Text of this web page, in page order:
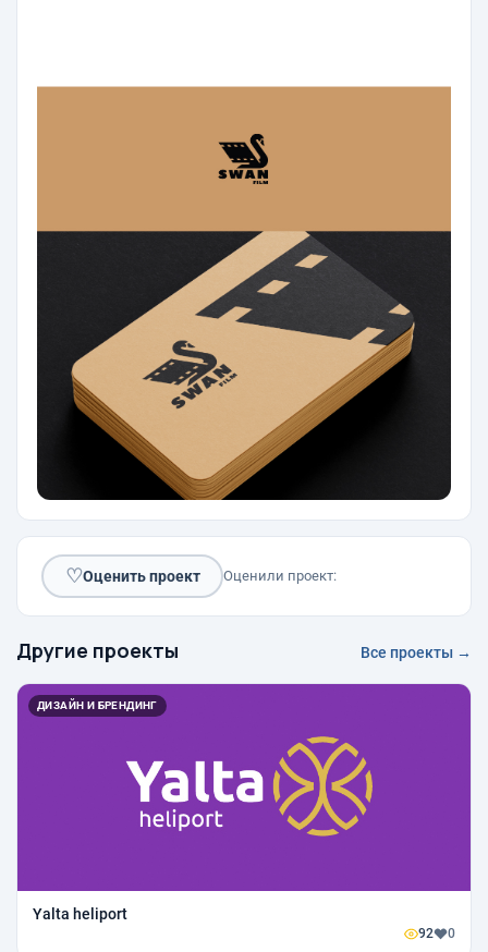
♡Оценить проект Оценили проект:
Другие проекты Все проекты →
ДИЗАЙН И БРЕНДИНГ
Yalta heliport
92 0